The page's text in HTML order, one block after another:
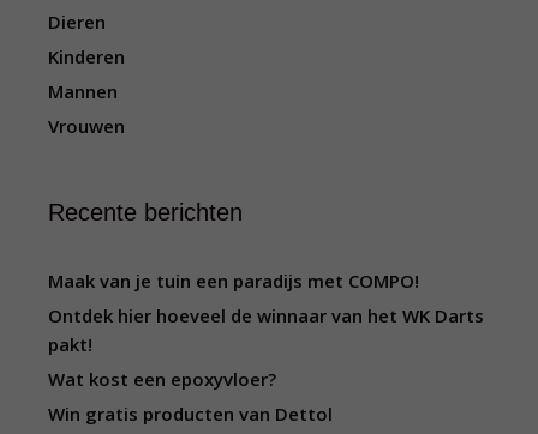
Dieren
Kinderen
Mannen
Vrouwen
Recente berichten
Maak van je tuin een paradijs met COMPO!
Ontdek hier hoeveel de winnaar van het WK Darts
pakt!
Wat kost een epoxyvloer?
Win gratis producten van Dettol